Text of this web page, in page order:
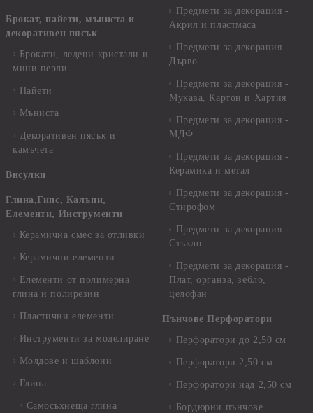
Брокат, пайети, мъниста и
декоративен пясък
Брокати, ледени кристали и
мини перли
Пайети
Мъниста
Декоративен пясък и
камъчета
Висулки
Глина,Гипс, Калъпи,
Елементи, Инструменти
Керамична смес за отливки
Керамични елементи
Елементи от полимерна
глина и полирезин
Пластични елементи
Инструменти за моделиране
Молдове и шаблони
Глина
Самосъхнеща глина
Предмети за декорация -
Акрил и пластмаса
Предмети за декорация -
Дърво
Предмети за декорация -
Мукава, Картон и Хартия
Предмети за декорация -
МДФ
Предмети за декорация -
Керамика и метал
Предмети за декорация -
Стирофом
Предмети за декорация -
Стъкло
Предмети за декорация -
Плат, органза, зебло,
целофан
Пънчове Перфоратори
Перфоратори до 2,50 см
Перфоратори 2,50 см
Перфоратори над 2,50 см
Бордюрни пънчове